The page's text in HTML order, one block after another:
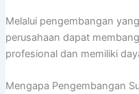
Melalui pengembangan
perusahaan dapat
profesional dan memiliki
Mengapa Pengembangan